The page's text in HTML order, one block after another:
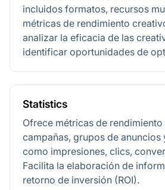
incluidos formatos, recursos
métricas de rendimiento
analizar la eficacia de las
identificar oportunidades de
Statistics
Ofrece métricas de
campañas, grupos de anuncios
como impresiones, clics,
Facilita la elaboración de
retorno de inversión (ROI).